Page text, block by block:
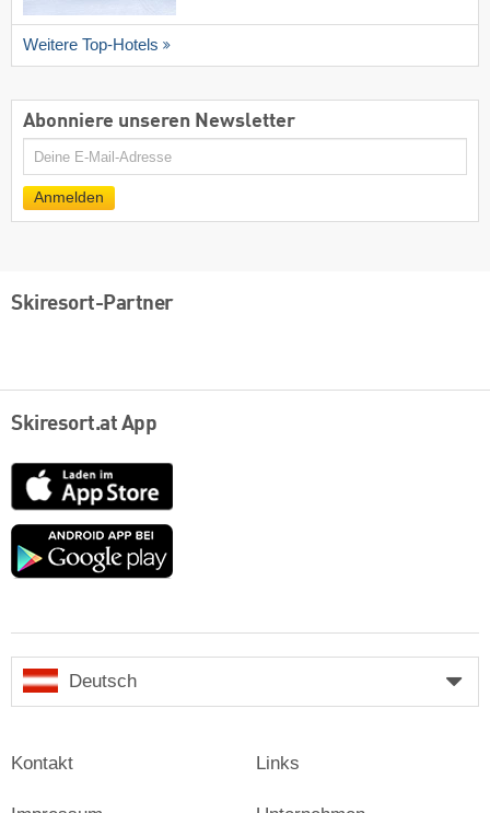
Weitere Top-Hotels
Abonniere unseren Newsletter
E-
Anmelden
Skiresort-Partner
Skiresort.at App
App
Store
Google
Deutsch
Kontakt Links